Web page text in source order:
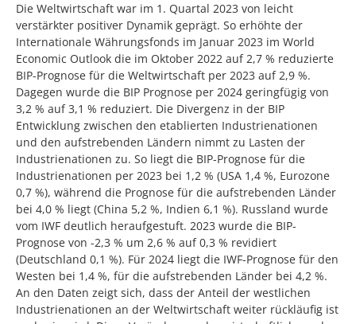
Die Weltwirtschaft war im 1. Quartal 2023 von leicht
verstärkter positiver Dynamik geprägt. So erhöhte der
Internationale Währungsfonds im Januar 2023 im World
Economic Outlook die im Oktober 2022 auf 2,7 % reduzierte
BIP-Prognose für die Weltwirtschaft per 2023 auf 2,9 %.
Dagegen wurde die BIP Prognose per 2024 geringfügig von
3,2 % auf 3,1 % reduziert. Die Divergenz in der BIP
Entwicklung zwischen den etablierten Industrienationen
und den aufstrebenden Ländern nimmt zu Lasten der
Industrienationen zu. So liegt die BIP-Prognose für die
Industrienationen per 2023 bei 1,2 % (USA 1,4 %, Eurozone
0,7 %), während die Prognose für die aufstrebenden Länder
bei 4,0 % liegt (China 5,2 %, Indien 6,1 %). Russland wurde
vom IWF deutlich heraufgestuft. 2023 wurde die BIP-
Prognose von -2,3 % um 2,6 % auf 0,3 % revidiert
(Deutschland 0,1 %). Für 2024 liegt die IWF-Prognose für den
Westen bei 1,4 %, für die aufstrebenden Länder bei 4,2 %.
An den Daten zeigt sich, dass der Anteil der westlichen
Industrienationen an der Weltwirtschaft weiter rückläufig ist